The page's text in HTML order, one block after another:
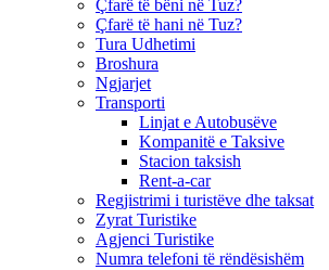
Çfarë të bëni në Tuz?
Çfarë të hani në Tuz?
Tura Udhetimi
Broshura
Ngjarjet
Transporti
Linjat e Autobusëve
Kompanitë e Taksive
Stacion taksish
Rent-a-car
Regjistrimi i turistëve dhe taksat
Zyrat Turistike
Agjenci Turistike
Numra telefoni të rëndësishëm